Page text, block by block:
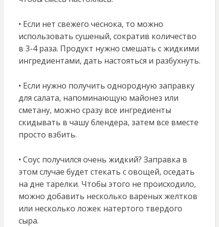
• Если нет свежего чеснока, то можно
использовать сушеный, сократив количество
в 3-4 раза. Продукт нужно смешать с жидкими
ингредиентами, дать настояться и разбухнуть.
• Если нужно получить однородную заправку
для салата, напоминающую майонез или
сметану, можно сразу все ингредиенты
скидывать в чашу блендера, затем все вместе
просто взбить.
• Соус получился очень жидкий? Заправка в
этом случае будет стекать с овощей, оседать
на дне тарелки. Чтобы этого не происходило,
можно добавить несколько вареных желтков
или несколько ложек натертого твердого
сыра.